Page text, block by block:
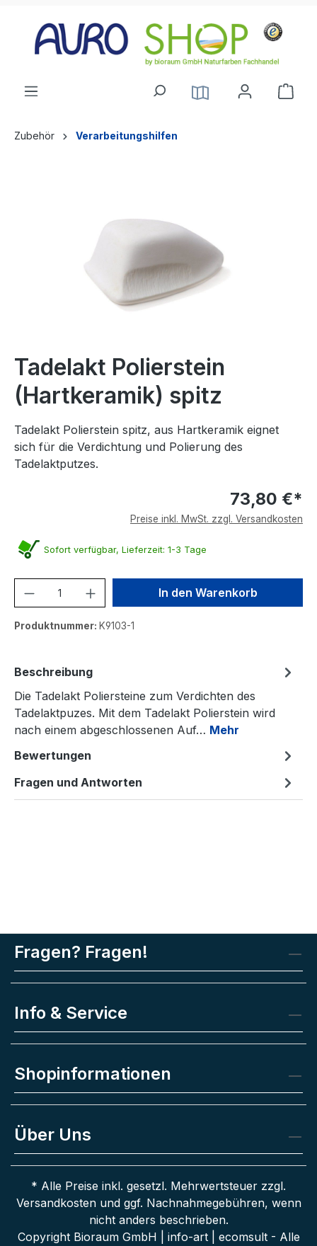
Zubehör Verarbeitungshilfen
Tadelakt Polierstein
(Hartkeramik) spitz
Tadelakt Polierstein spitz, aus Hartkeramik eignet
sich für die Verdichtung und Polierung des
Tadelaktputzes.
73,80 €*
Preise inkl. MwSt. zzgl. Versandkosten
Sofort verfügbar, Lieferzeit: 1-3 Tage
Produkt Anzahl: Gib denIn den Warenkorb
Produktnummer: K9103-1
Beschreibung
Die Tadelakt Poliersteine zum Verdichten des
Tadelaktpuzes. Mit dem Tadelakt Polierstein wird
nach einem abgeschlossenen Auf… Mehr
Bewertungen
Fragen und Antworten
Fragen? Fragen!
Info & Service
Shopinformationen
Über Uns
* Alle Preise inkl. gesetzl. Mehrwertsteuer zzgl.
Versandkostenund ggf. Nachnahmegebühren, wenn
nicht anders beschrieben.
Copyright Bioraum GmbH | info-art | ecomsult - Alle